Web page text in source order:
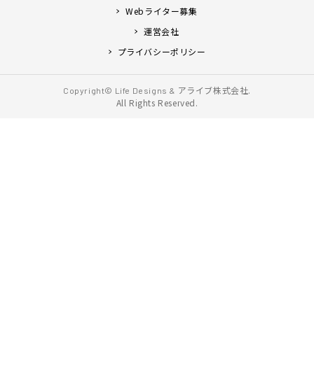
Webライター募集
運営会社
プライバシーポリシー
Copyright© Life Designs & アライブ株式会社.
All Rights Reserved.